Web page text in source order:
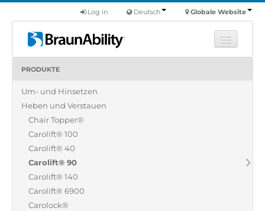
Globale Website
Deutsch
Log in
Produkte
Über uns
Finde einen Händler
PRODUKTE
Um- und Hinsetzen
Heben und Verstauen
Chair Topper®
Carolift® 100
Carolift® 40
Carolift® 90
Carolift® 140
Carolift® 6900
Carolock®